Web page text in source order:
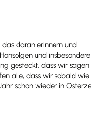
das daran erinnern und
und
gesteckt, dass wir sagen
alle, dass wir sobald wie
schon wieder in